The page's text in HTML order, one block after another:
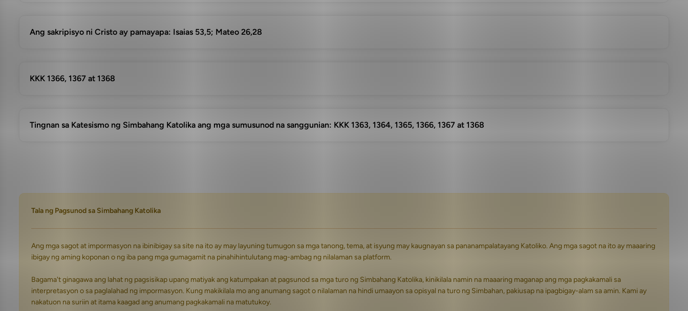
Ang sakripisyo ni Cristo ay pamayapa: Isaias 53,5; Mateo 26,28
KKK 1366, 1367 at 1368
Tingnan sa Katesismo ng Simbahang Katolika ang mga sumusunod na sanggunian: KKK 1363, 1364, 1365, 1366, 1367 at 1368
Tala ng Pagsunod sa Simbahang Katolika
Ang mga sagot at impormasyon na ibinibigay sa site na ito ay may layuning tumugon sa mga tanong, tema, at isyung may kaugnayan sa pananampalatayang Katoliko. Ang mga sagot na ito ay maaaring
ibigay ng aming koponan o ng iba pang mga gumagamit na pinahihintulutang mag-ambag ng nilalaman sa platform.
Bagama't ginagawa ang lahat ng pagsisikap upang matiyak ang katumpakan at pagsunod sa mga turo ng Simbahang Katolika, kinikilala namin na maaaring maganap ang mga pagkakamali sa
interpretasyon o sa paglalahad ng impormasyon. Kung makikilala mo ang anumang sagot o nilalaman na hindi umaayon sa opisyal na turo ng Simbahan, pakiusap na ipagbigay-alam sa amin. Kami ay
nakatuon na suriin at itama kaagad ang anumang pagkakamali na matutukoy.